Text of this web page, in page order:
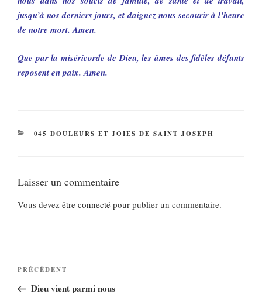
jusqu’à nos derniers jours, et daignez nous secourir à l’heure
de notre mort. Amen.
Que par la miséricorde de Dieu, les âmes des fidèles défunts
reposent en paix. Amen.
CATÉGORIES
045 DOULEURS ET JOIES DE SAINT JOSEPH
Laisser un commentaire
Vous devez être connecté pour publier un commentaire.
Navigation
l’article
Article
précédent
PRÉCÉDENT
Dieu vient parmi nous